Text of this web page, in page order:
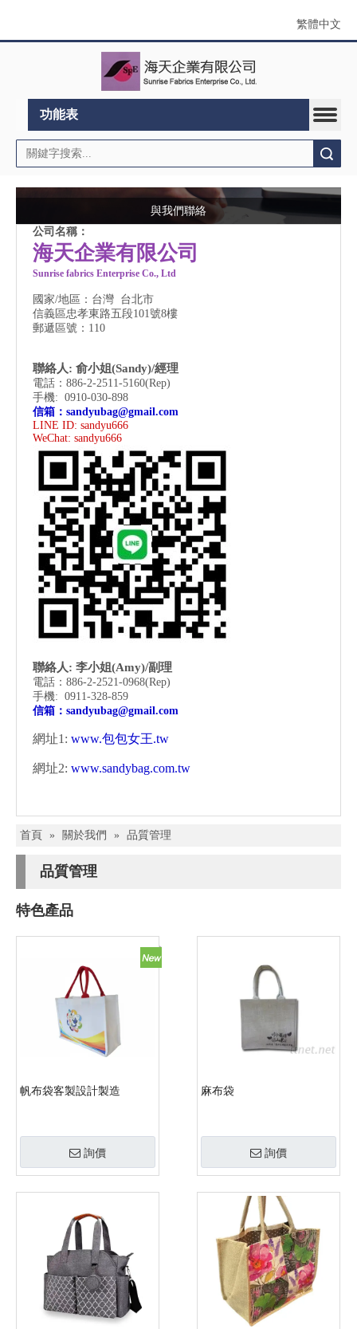
繁體中文
功能表
與我們聯絡
公司名稱：
海天企業有限公司
Sunrise fabrics Enterprise Co., Ltd
國家/地區：台灣 台北市
信義區忠孝東路五段101號8樓
郵遞區號：110
聯絡人: 俞小姐(Sandy)/經理
電話：886-2-2511-5160(Rep)
手機: 0910-030-898
信箱： sandyubag@gmail.com
LINE ID: sandyu666
WeChat: sandyu666
聯絡人: 李小姐(Amy)/副理
電話：886-2-2521-0968(Rep)
手機: 0911-328-859
信箱： sandyubag@gmail.com
網址1: www.包包女王.tw
網址2: www.sandybag.com.tw
首頁 » 關於我們 » 品質管理
品質管理
特色產品
帆布袋客製設計製造
詢價
麻布袋
詢價